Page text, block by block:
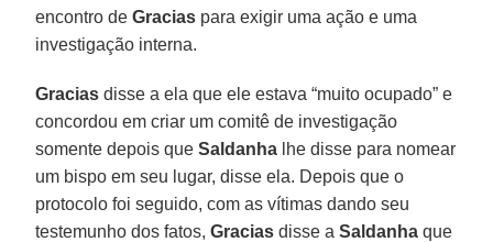
encontro deGracias para exigir uma ação e uma
investigação interna.
Gracias disse a ela que ele estava “muito ocupado” e
concordou em criar um comitê de investigação
somente depois queSaldanha lhe disse para nomear
um bispo em seu lugar, disse ela. Depois que o
protocolo foi seguido, com as vítimas dando seu
testemunho dos fatos,Gracias disse aSaldanha que